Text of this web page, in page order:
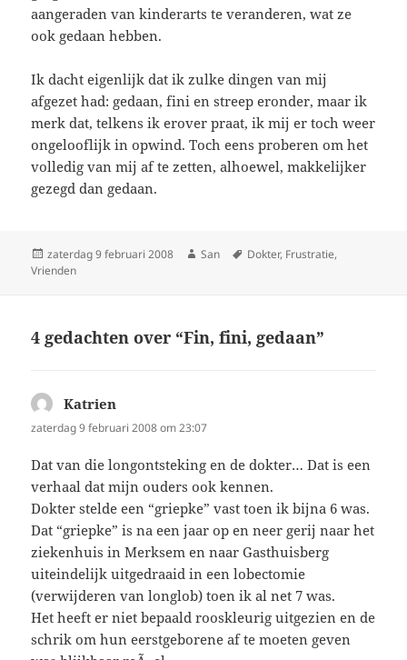
aangeraden van kinderarts te veranderen, wat ze
ook gedaan hebben.
Ik dacht eigenlijk dat ik zulke dingen van mij
afgezet had: gedaan, fini en streep eronder, maar ik
merk dat, telkens ik erover praat, ik mij er toch weer
ongelooflijk in opwind. Toch eens proberen om het
volledig van mij af te zetten, alhoewel, makkelijker
gezegd dan gedaan.
Geplaatst
op
zaterdag 9 februari 2008 Auteur
San Tags
Dokter, Frustratie,
Vrienden
4 gedachten over “Fin, fini, gedaan”
Katrien
zaterdag 9 februari 2008 om 23:07
Dat van die longontsteking en de dokter… Dat is een
verhaal dat mijn ouders ook kennen.
Dokter stelde een “griepke” vast toen ik bijna 6 was.
Dat “griepke” is na een jaar op en neer gerij naar het
ziekenhuis in Merksem en naar Gasthuisberg
uiteindelijk uitgedraaid in een lobectomie
(verwijderen van longlob) toen ik al net 7 was.
Het heeft er niet bepaald rooskleurig uitgezien en de
schrik om hun eerstgeborene af te moeten geven